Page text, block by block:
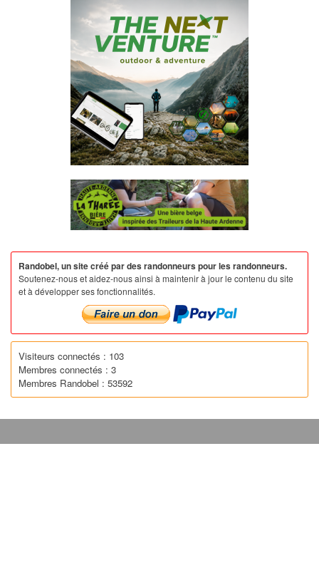
Randobel, un site créé par des randonneurs pour les randonneurs.
Soutenez-nous et aidez-nous ainsi à maintenir à jour le contenu du site
et à développer ses fonctionnalités.
Visiteurs connectés : 103
Membres connectés : 3
Membres Randobel : 53592